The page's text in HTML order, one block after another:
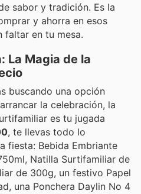
sabor y tradición. Es la
y ahorra en esos
faltar en tu mesa.
La Magia de la
buscando una opción
la celebración, la
es tu jugada
, te llevas todo lo
fiesta: Bebida Embriante
Natilla Surtifamiliar de
de 300g, un festivo Papel
una Ponchera Daylin No 4